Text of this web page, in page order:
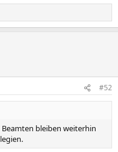
#52
bleiben weiterhin